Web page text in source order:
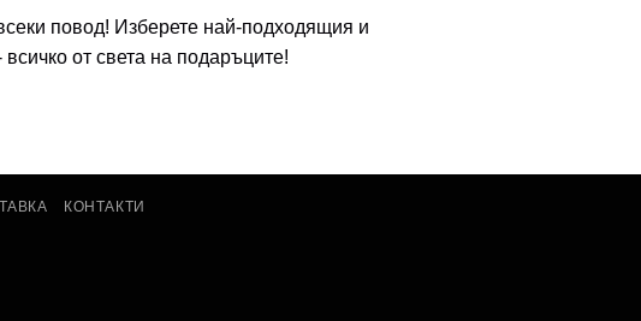
повод! Изберете най-подходящия и
от света на подаръците!
КОНТАКТИ